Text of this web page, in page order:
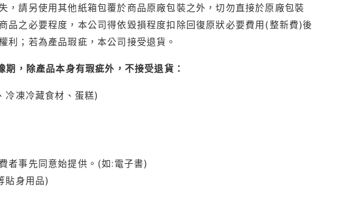
請另使用其他紙箱包覆於商品原廠包裝之外，切勿直接於原廠包裝
品之必要程度，本公司得依毀損程度扣除回復原狀必要費用(整新費)後
；若為產品瑕疵，本公司接受退貨。
，除產品本身有瑕疵外，不接受退貨：
冷凍冷藏食材、蛋糕)
者事先同意始提供。(如:電子書)
貼身用品)